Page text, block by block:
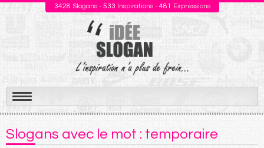
3428 Slogans - 533 Inspirations - 481 Expressions
Aller
au
contenu
Slogans avec le mot : temporaire